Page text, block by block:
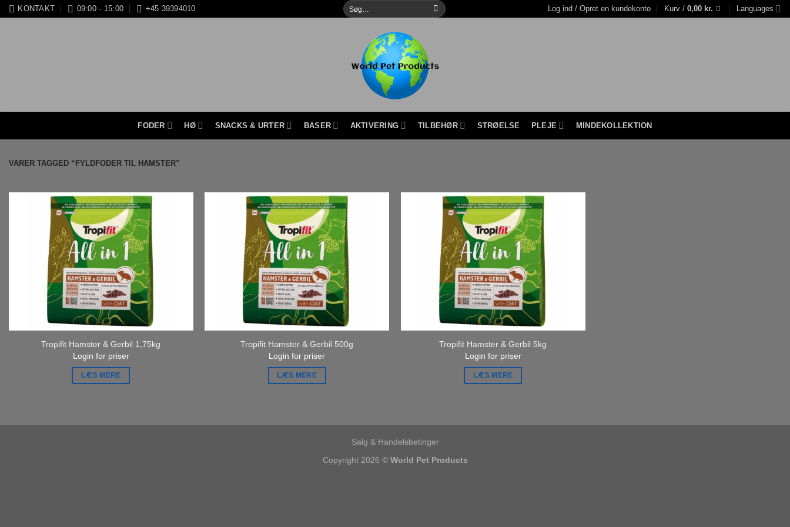
FortsætKONTAKT 09:00 - 15:00 +45 39394010
Søg
efter:
Log ind / Opret en kundekonto Kurv / 0,00 kr. Languages
FODER HØ SNACKS & URTER BASER AKTIVERING TILBEHØR STRØELSE PLEJE MINDEKOLLEKTION
VARER TAGGED “FYLDFODER TIL HAMSTER”
Tropifit Hamster & Gerbil 1,75kg
Login for priser
LÆS MERE
Tropifit Hamster & Gerbil 500g
Login for priser
LÆS MERE
Tropifit Hamster & Gerbil 5kg
Login for priser
LÆS MERE
Salg & Handelsbetinger
Copyright 2026 © World Pet Products